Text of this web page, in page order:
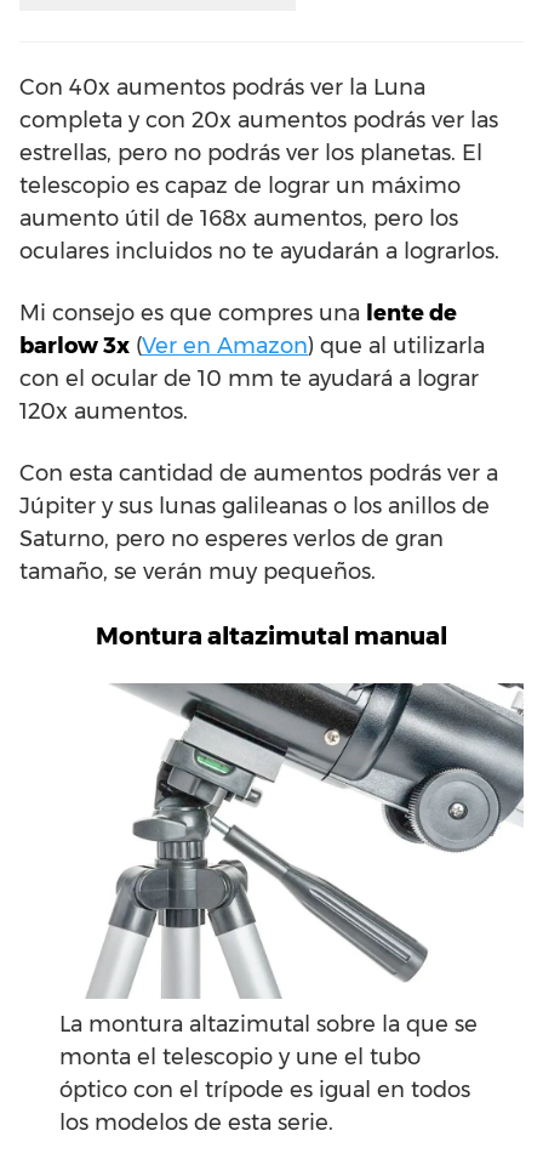
Con 40x aumentos podrás ver la Luna
completa y con 20x aumentos podrás ver las
estrellas, pero no podrás ver los planetas. El
telescopio es capaz de lograr un máximo
aumento útil de 168x aumentos, pero los
oculares incluidos no te ayudarán a lograrlos.
Mi consejo es que compres una lente de
barlow 3x (Ver en Amazon) que al utilizarla
con el ocular de 10 mm te ayudará a lograr
120x aumentos.
Con esta cantidad de aumentos podrás ver a
Júpiter y sus lunas galileanas o los anillos de
Saturno, pero no esperes verlos de gran
tamaño, se verán muy pequeños.
Montura altazimutal manual
La montura altazimutal sobre la que se
monta el telescopio y une el tubo
óptico con el trípode es igual en todos
los modelos de esta serie.